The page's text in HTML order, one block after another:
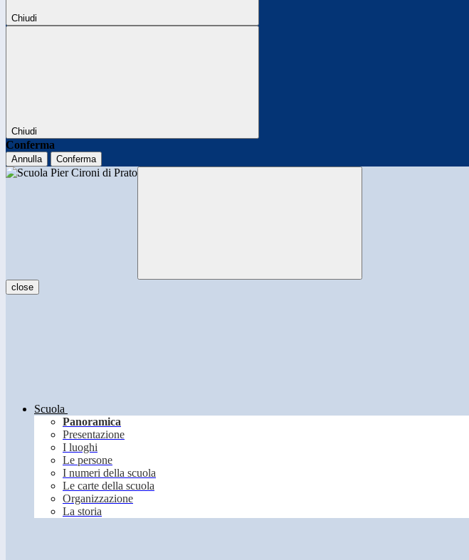
Chiudi
Chiudi
Conferma
Annulla Conferma
close
Scuola
Panoramica
Presentazione
I luoghi
Le persone
I numeri della scuola
Le carte della scuola
Organizzazione
La storia